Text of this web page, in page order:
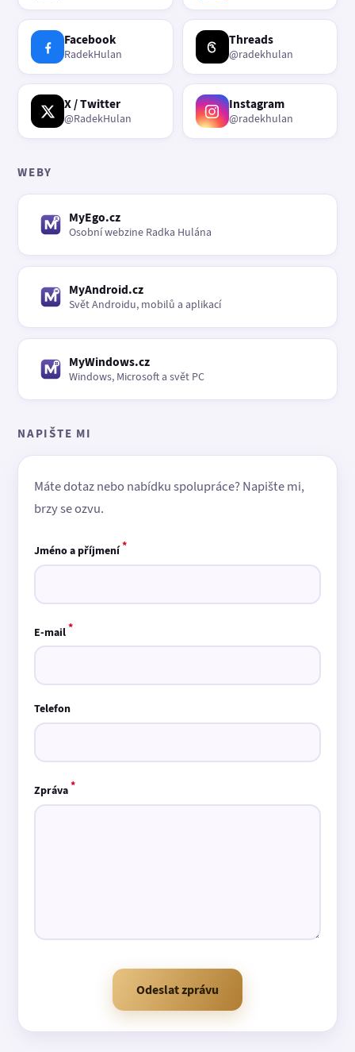
Facebook
RadekHulan
Threads
@radekhulan
X / Twitter
@RadekHulan
Instagram
@radekhulan
WEBY
MyEgo.cz
Osobní webzine Radka Hulána
MyAndroid.cz
Svět Androidu, mobilů a aplikací
MyWindows.cz
Windows, Microsoft a svět PC
NAPIŠTE MI
Máte dotaz nebo nabídku spolupráce? Napište mi,
brzy se ozvu.
Jméno a příjmení*
E-mail*
Telefon
Zpráva*
Odeslat zprávu